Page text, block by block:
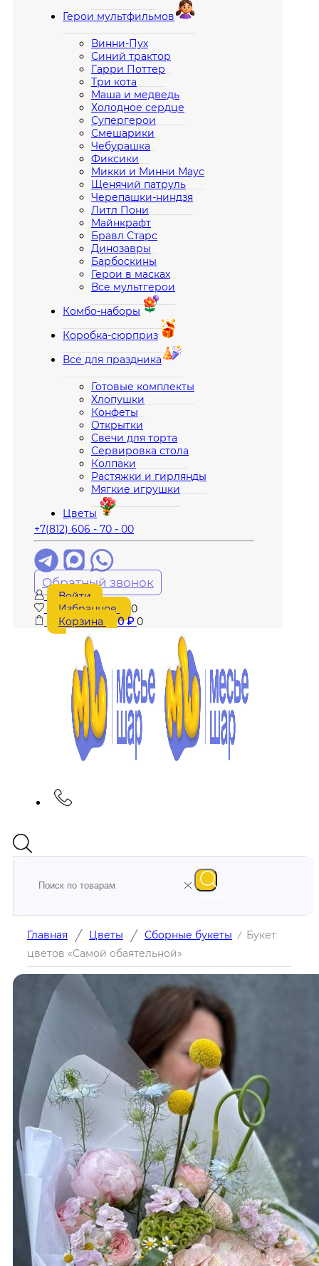
Герои мультфильмов
Винни-Пух
Синий трактор
Гарри Поттер
Три кота
Маша и медведь
Холодное сердце
Супергерои
Смешарики
Чебурашка
Фиксики
Микки и Минни Маус
Щенячий патруль
Черепашки-ниндзя
Литл Пони
Майнкрафт
Бравл Старс
Динозавры
Барбоскины
Герои в масках
Все мультгерои
Комбо-наборы
Коробка-сюрприз
Все для праздника
Готовые комплекты
Хлопушки
Конфеты
Открытки
Свечи для торта
Сервировка стола
Колпаки
Растяжки и гирлянды
Мягкие игрушки
Цветы
+7(812) 606 - 70 - 00
Обратный звонок
Войти
Избранное
0
Корзина
0₽ 0
Главная / Цветы / Сборные букеты / Букет
цветов «Самой обаятельной»